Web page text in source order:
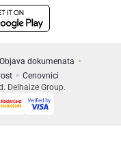
Objava dokumenata
Cenovnici
Delhaize Group.